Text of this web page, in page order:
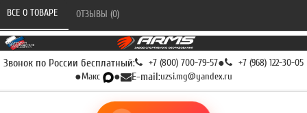
Звонок по России бесплатный: +7 (800) 700-79-57● +7 (968) 122-30-05
●Макс ● E-mail:uzsi.mg@yandex.ru
ВСЕ О ТОВАРЕ ОТЗЫВЫ (0)